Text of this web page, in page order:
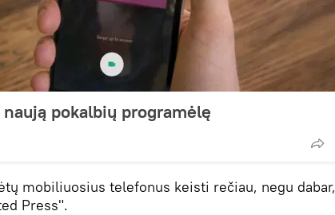
pokalbių programėlę
mobiliuosius telefonus keisti rečiau, negu dabar,
Press".